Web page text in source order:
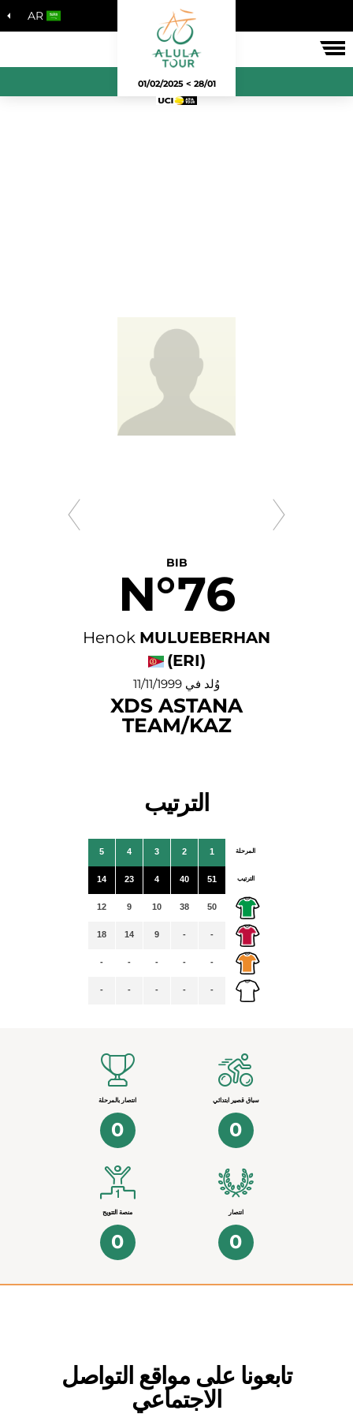
AR
28/01 > 01/02/2025
BIB
N°76
Henok MULUEBERHAN
(ERI)
وُلد في 11/11/1999
XDS ASTANA
TEAM/KAZ
الترتيب
المرحلة
الترتيب
1
51
50
-
-
-
2
40
38
-
-
-
3
4
10
9
-
-
4
23
9
14
-
-
5
14
12
18
-
-
سباق قصير ابتدائي
0
انتصار بالمرحلة
0
انتصار
0
منصة التتويج
0
تابعونا على مواقع التواصل
الاجتماعي